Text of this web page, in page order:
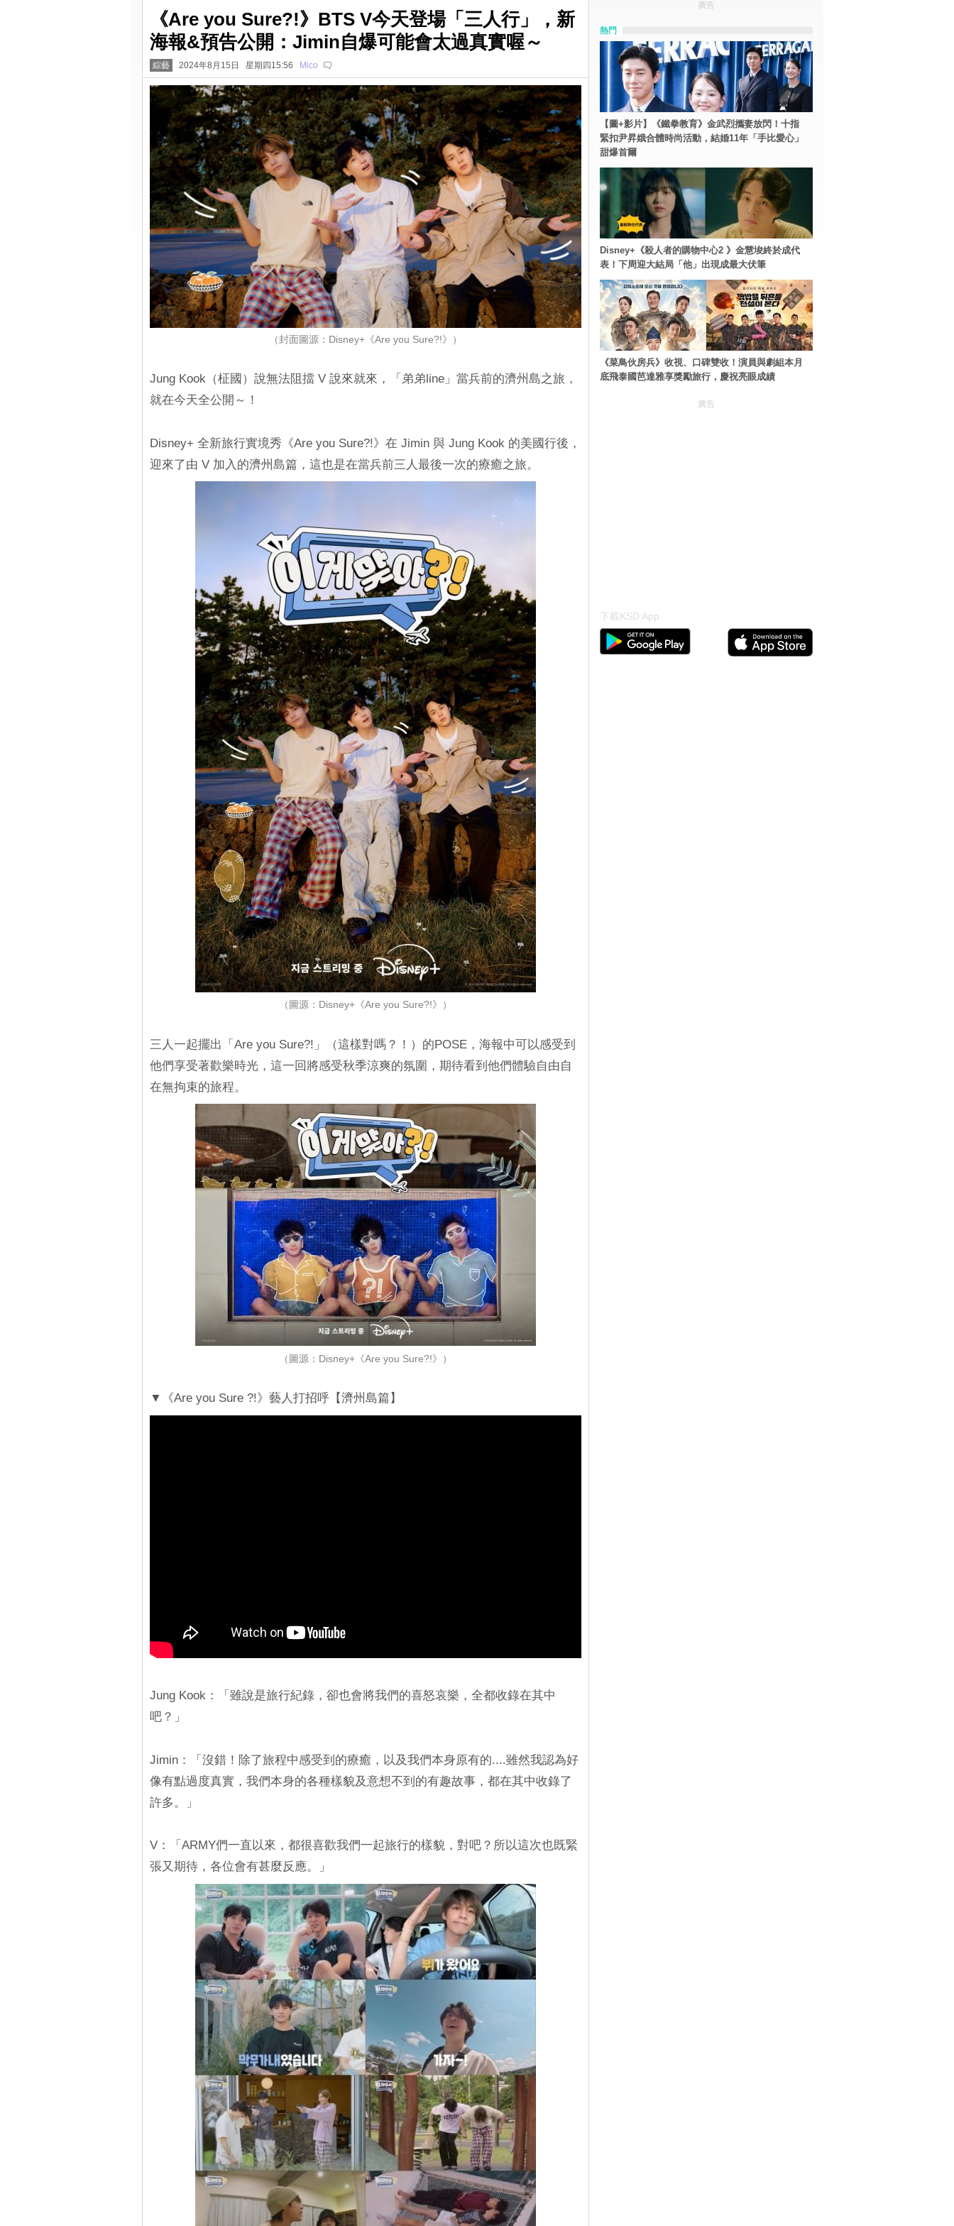
《Are you Sure?!》BTS V今天登場「三人行」，新
海報&預告公開：Jimin自爆可能會太過真實喔～
綜藝 2024年8月15日 星期四15:56 Mico
（封面圖源：Disney+《Are you Sure?!》）
Jung Kook（柾國）說無法阻擋 V 說來就來，「弟弟line」當兵前的濟州島之旅，
就在今天全公開～！
Disney+ 全新旅行實境秀《Are you Sure?!》在 Jimin 與 Jung Kook 的美國行後，
迎來了由 V 加入的濟州島篇，這也是在當兵前三人最後一次的療癒之旅。
（圖源：Disney+《Are you Sure?!》）
三人一起擺出「Are you Sure?!」（這樣對嗎？！）的POSE，海報中可以感受到
他們享受著歡樂時光，這一回將感受秋季涼爽的氛圍，期待看到他們體驗自由自
在無拘束的旅程。
（圖源：Disney+《Are you Sure?!》）
▼《Are you Sure ?!》藝人打招呼【濟州島篇】
Jung Kook：「雖說是旅行紀錄，卻也會將我們的喜怒哀樂，全都收錄在其中
吧？」
Jimin：「沒錯！除了旅程中感受到的療癒，以及我們本身原有的....雖然我認為好
像有點過度真實，我們本身的各種樣貌及意想不到的有趣故事，都在其中收錄了
許多。」
V：「ARMY們一直以來，都很喜歡我們一起旅行的樣貌，對吧？所以這次也既緊
張又期待，各位會有甚麼反應。」
廣告
熱門
【圖+影片】《鐵拳教育》金武烈攜妻放閃！十指
緊扣尹昇娥合體時尚活動，結婚11年「手比愛心」
甜爆首爾
Disney+《殺人者的購物中心2 》金慧埈終於成代
表！下周迎大結局「他」出現成最大伏筆
《菜鳥伙房兵》收視、口碑雙收！演員與劇組本月
底飛泰國芭達雅享獎勵旅行，慶祝亮眼成績
廣告
下載KSD App